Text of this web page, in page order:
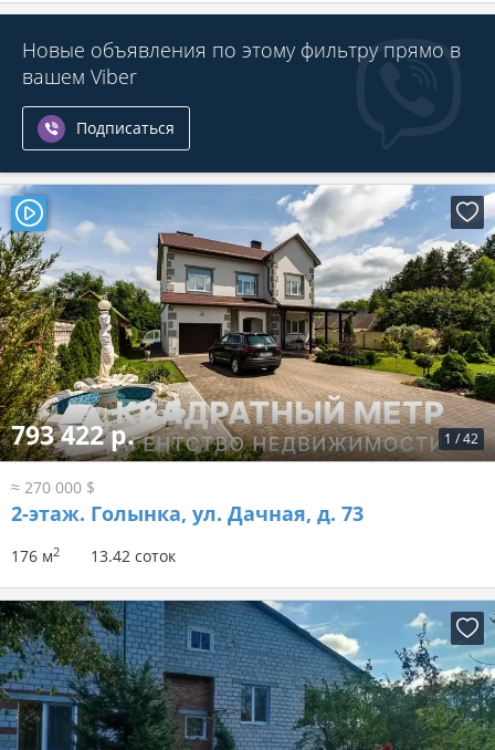
Новые объявления по этому фильтру прямо в
вашем Viber
Подписаться
1 /42
793 422 р.
≈ 270 000 $
2-этаж. Голынка, ул. Дачная, д. 73
176 м2 13.42 соток